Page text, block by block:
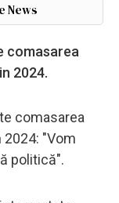
News
comasarea
2024.
comasarea
"Vom
politică".